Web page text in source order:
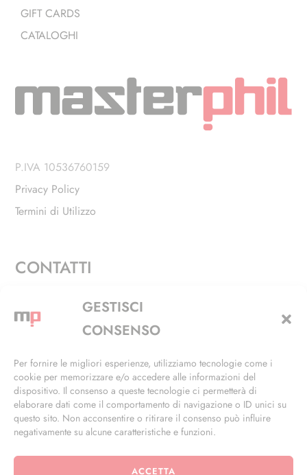
GESTISCI
CONSENSO
Per fornire le migliori esperienze, utilizziamo tecnologie come i
cookie per memorizzare e/o accedere alle informazioni del
dispositivo. Il consenso a queste tecnologie ci permetterà di
elaborare dati come il comportamento di navigazione o ID unici su
questo sito. Non acconsentire o ritirare il consenso può influire
negativamente su alcune caratteristiche e funzioni.
ACCETTA
GIFT CARDS
CATALOGHI
P.IVA 10536760159
Privacy Policy
Termini di Utilizzo
CONTATTI
Via Alfieri, 27 - Trezzano Sul Naviglio (MI)
+39 02 4846 3155
info@masterphil.it